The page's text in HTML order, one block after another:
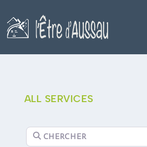
ALL SERVICES
Chercher